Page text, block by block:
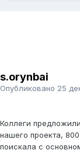
По такой
с лицензией.
заняты. 60 -80
s.orynbai
Опубликовано 25
Коллеги
нашего проекта,
поискала с